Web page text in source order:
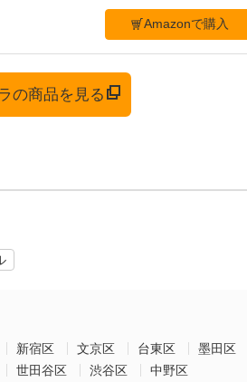
Amazonで購入
の商品を見る
新宿区 文京区 台東区
墨田区
世田谷区 渋谷区
中野区